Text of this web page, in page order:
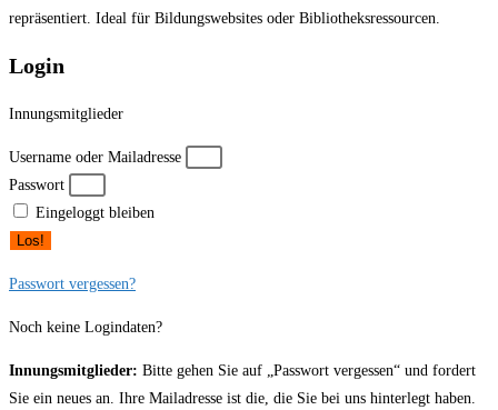
Login
Innungsmitglieder
Username oder Mailadresse
Passwort
Eingeloggt bleiben
Los!
Passwort vergessen?
Noch keine Logindaten?
Innungsmitglieder: Bitte gehen Sie auf „Passwort vergessen“ und fordert
Sie ein neues an. Ihre Mailadresse ist die, die Sie bei uns hinterlegt haben.